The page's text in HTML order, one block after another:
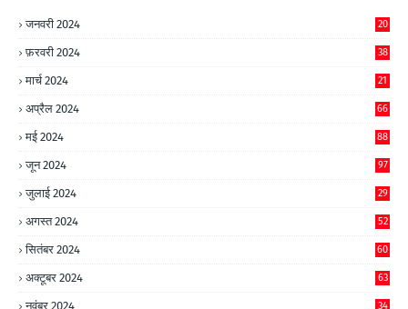
जनवरी 2024 20
फ़रवरी 2024 38
मार्च 2024 21
अप्रैल 2024 66
मई 2024 88
जून 2024 97
जुलाई 2024 29
अगस्त 2024 52
सितंबर 2024 60
अक्टूबर 2024 63
नवंबर 2024 34